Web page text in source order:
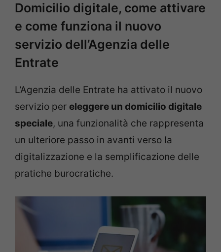
Domicilio digitale, come attivare
e come funziona il nuovo
servizio dell’Agenzia delle
Entrate
L’Agenzia delle Entrate ha attivato il nuovo
servizio per eleggere un domicilio digitale
speciale, una funzionalità che rappresenta
un ulteriore passo in avanti verso la
digitalizzazione e la semplificazione delle
pratiche burocratiche.